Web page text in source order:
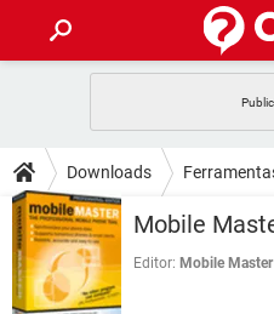
CELULAR
OUTLOOK
INSTAGRAM
GUIA DE COMPRAS
DICAS
JOGOS
CELULAR
OUTLOOK
DOWNLOADS
JOGOS
CELULAR
FÓRUM
Downloads
Mobile
Editor: Mobile Master